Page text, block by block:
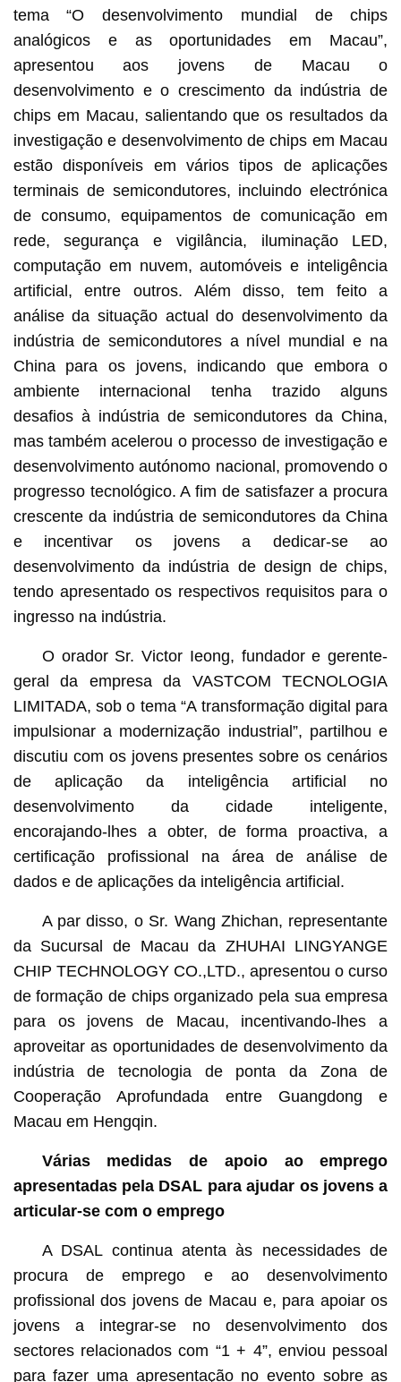
tema “O desenvolvimento mundial de chips
analógicos e as oportunidades em Macau”,
apresentou aos jovens de Macau o
desenvolvimento e o crescimento da indústria de
chips em Macau, salientando que os resultados da
investigação e desenvolvimento de chips em Macau
estão disponíveis em vários tipos de aplicações
terminais de semicondutores, incluindo electrónica
de consumo, equipamentos de comunicação em
rede, segurança e vigilância, iluminação LED,
computação em nuvem, automóveis e inteligência
artificial, entre outros. Além disso, tem feito a
análise da situação actual do desenvolvimento da
indústria de semicondutores a nível mundial e na
China para os jovens, indicando que embora o
ambiente internacional tenha trazido alguns
desafios à indústria de semicondutores da China,
mas também acelerou o processo de investigação e
desenvolvimento autónomo nacional, promovendo o
progresso tecnológico. A fim de satisfazer a procura
crescente da indústria de semicondutores da China
e incentivar os jovens a dedicar-se ao
desenvolvimento da indústria de design de chips,
tendo apresentado os respectivos requisitos para o
ingresso na indústria.
O orador Sr. Victor Ieong, fundador e gerente-
geral da empresa da VASTCOM TECNOLOGIA
LIMITADA, sob o tema “A transformação digital para
impulsionar a modernização industrial”, partilhou e
discutiu com os jovens presentes sobre os cenários
de aplicação da inteligência artificial no
desenvolvimento da cidade inteligente,
encorajando-lhes a obter, de forma proactiva, a
certificação profissional na área de análise de
dados e de aplicações da inteligência artificial.
A par disso, o Sr. Wang Zhichan, representante
da Sucursal de Macau da ZHUHAI LINGYANGE
CHIP TECHNOLOGY CO.,LTD., apresentou o curso
de formação de chips organizado pela sua empresa
para os jovens de Macau, incentivando-lhes a
aproveitar as oportunidades de desenvolvimento da
indústria de tecnologia de ponta da Zona de
Cooperação Aprofundada entre Guangdong e
Macau em Hengqin.
Várias medidas de apoio ao emprego
apresentadas pela DSAL para ajudar os jovens a
articular-se com o emprego
A DSAL continua atenta às necessidades de
procura de emprego e ao desenvolvimento
profissional dos jovens de Macau e, para apoiar os
jovens a integrar-se no desenvolvimento dos
sectores relacionados com “1 + 4”, enviou pessoal
para fazer uma apresentação no evento sobre as